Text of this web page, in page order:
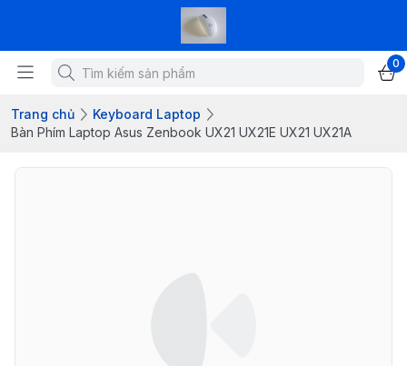
0
Trang chủ
Keyboard Laptop
Bàn Phím Laptop Asus Zenbook UX21 UX21E UX21 UX21A